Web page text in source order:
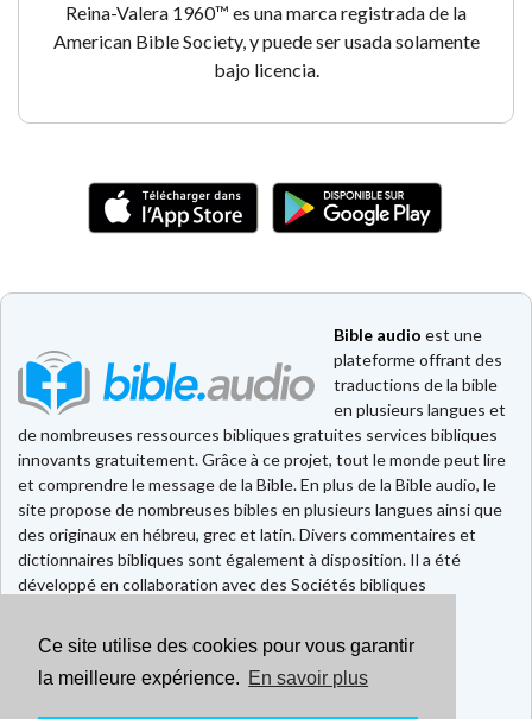
Ce site utilise des cookies pour vous garantir
la meilleure expérience. En savoir plus
Reina-Valera 1960™ es una marca registrada de la
American Bible Society, y puede ser usada solamente
bajo licencia.
Bible audio est une
plateforme offrant des
traductions de la bible
en plusieurs langues et
de nombreuses ressources bibliques gratuites services bibliques
innovants gratuitement. Grâce à ce projet, tout le monde peut lire
et comprendre le message de la Bible. En plus de la Bible audio, le
site propose de nombreuses bibles en plusieurs langues ainsi que
des originaux en hébreu, grec et latin. Divers commentaires et
dictionnaires bibliques sont également à disposition. Il a été
développé en collaboration avec des Sociétés bibliques
Faire un don
Contact